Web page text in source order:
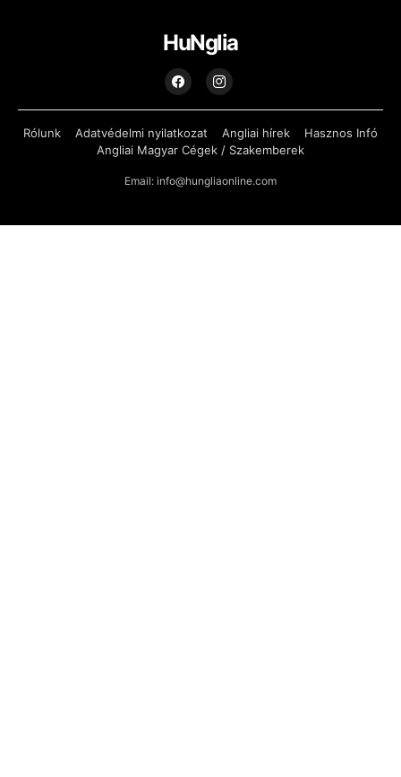
HuNglia
Rólunk Adatvédelmi nyilatkozat Angliai hírek
Hasznos Infó
Angliai Magyar Cégek / Szakemberek
Email: info@hungliaonline.com